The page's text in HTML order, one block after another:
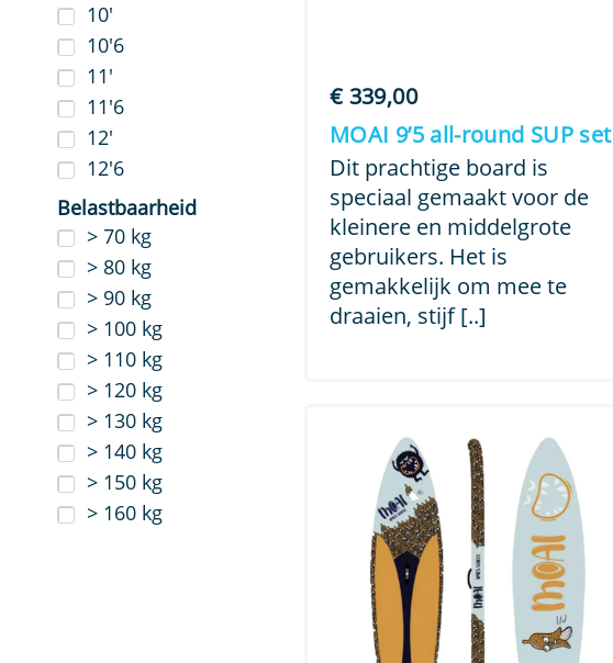
10'
10'6
11'
11'6
12'
12'6
Belastbaarheid
> 70 kg
> 80 kg
> 90 kg
> 100 kg
> 110 kg
> 120 kg
> 130 kg
> 140 kg
> 150 kg
> 160 kg
€339,00
MOAI 9’5 all-round SUP set
Dit prachtige board is
speciaal gemaakt voor de
kleinere en middelgrote
gebruikers. Het is
gemakkelijk om mee te
draaien, stijf [..]